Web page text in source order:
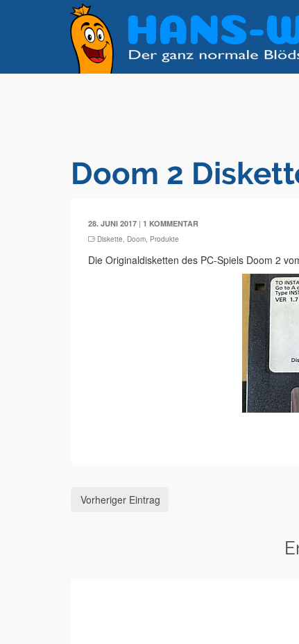
Doom 2
28. JUNI 2017 | 1 KOMMENTAR
Diskette, Doom, Produkte
Die Originaldisketten des PC-Spiels Doom 2
Vorheriger Eintrag